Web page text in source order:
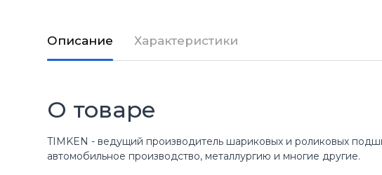
Описание Характеристики
О товаре
TIMKEN - ведущий производитель шариковых и роликовых
автомобильное производство, металлургию и многие другие.